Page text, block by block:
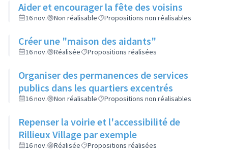
Aider et encourager la fête des voisins
16 nov. Non réalisable Propositions non réalisables
Créer une "maison des aidants"
16 nov. Réalisée Propositions réalisées
Organiser des permanences de services
publics dans les quartiers excentrés
16 nov. Non réalisable Propositions non réalisables
Repenser la voirie et l'accessibilité de
Rillieux Village par exemple
16 nov. Réalisée Propositions réalisées